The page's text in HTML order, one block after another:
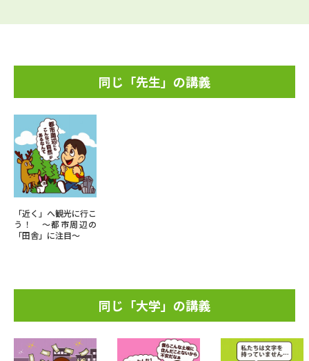
同じ「先生」の講義
「近く」へ観光に行こ
う！ ～都市周辺の
「田舎」に注目～
同じ「大学」の講義